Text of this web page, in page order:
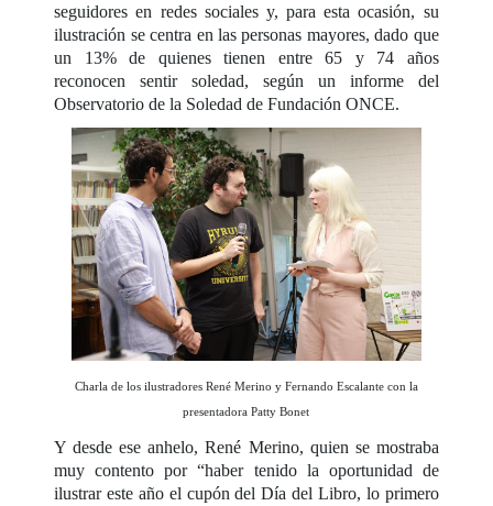
seguidores en redes sociales y, para esta ocasión, su
ilustración se centra en las personas mayores, dado que
un 13% de quienes tienen entre 65 y 74 años
reconocen sentir soledad, según un informe del
Observatorio de la Soledad de Fundación ONCE.
Charla de los ilustradores René Merino y Fernando Escalante con la
presentadora Patty Bonet
Y desde ese anhelo, René Merino, quien se mostraba
muy contento por “haber tenido la oportunidad de
ilustrar este año el cupón del Día del Libro, lo primero